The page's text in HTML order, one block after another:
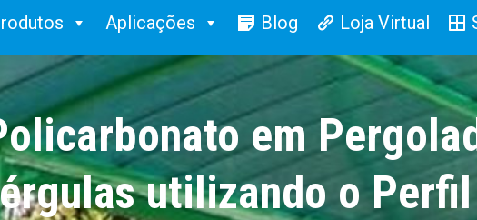
Aplicações Blog Loja Virtual
em
utilizando o